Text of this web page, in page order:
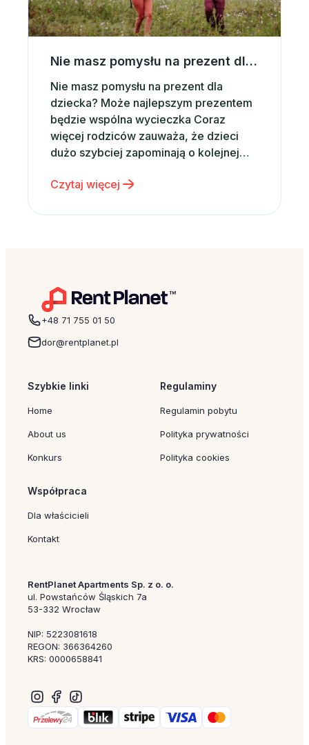
Nie masz pomysłu na prezent dla dziecka? Postaw na wspólną wycieczkę
Nie masz pomysłu na prezent dla
dziecka? Może najlepszym prezentem
będzie wspólna wycieczka Coraz
więcej rodziców zauważa, że dzieci
dużo szybciej zapominają o kolejnej
czasie. Właśnie dlatego zamiast
wybieramy emocje, wspomnienia i
Czytaj więcej
+48 71 755 01 50
dor@rentplanet.pl
Szybkie linki
Home
About us
Konkurs
Regulaminy
Regulamin pobytu
Polityka prywatności
Polityka cookies
Współpraca
Dla właścicieli
Kontakt
RentPlanet Apartments Sp. z o. o.
ul. Powstańców Śląskich 7a
53-332 Wrocław
NIP: 5223081618
REGON: 366364260
KRS: 0000658841